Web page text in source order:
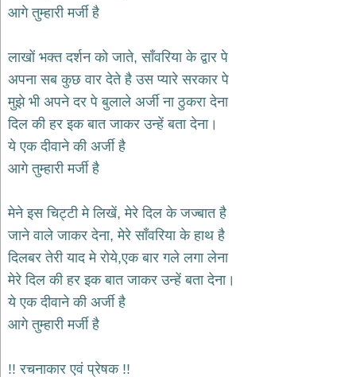
हनुमान
hanuman
bhajans
साईं
भजन
bhajans
जैन
भजन
दुर्गा
भजन
durga
bhajans
गणेश
भजन
ganesh
bhajans
राम
आगे तुम्हारी मर्जी है
लाखों भक्त दर्शन को जाते, साँवरिया के द्वार पे
अपना सब कुछ वार देते है उस प्यारे सरकार पे
मुझे भी अपने दर पे बुलाले अर्जी ना ठुकरा देना
दिल की हर इक बात जाकर उन्हें बता देना।
ये एक दीवाने की अर्जी है
आगे तुम्हारी मर्जी है
मेने इस चिट्टी मे लिखें, मेरे दिल के जज्बात है
जाने वाले जाकर देना, मेरे साँवरिया के हाथ है
दिलबर तेरी याद मे रोये,एक बार गले लगा लेना
मेरे दिल की हर इक बात जाकर उन्हें बता देना।
ये एक दीवाने की अर्जी है
आगे तुम्हारी मर्जी है
!! रचनाकार एवं प्रेषक !!